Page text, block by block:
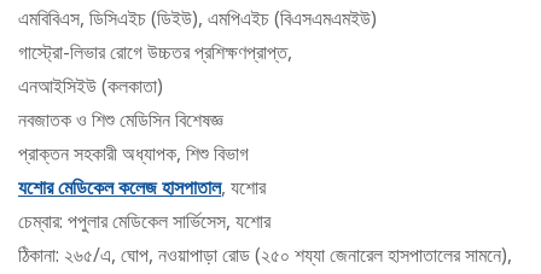
এমবিবিএস, ডিসিএইচ (ডিইউ), এমপিএইচ (বিএসএমএমইউ)
গাস্ট্রো-লিভার রোগে উচ্চতর প্রশিক্ষণপ্রাপ্ত,
এনআইসিইউ (কলকাতা)
নবজাতক ও শিশু মেডিসিন বিশেষজ্ঞ
প্রাক্তন সহকারী অধ্যাপক, শিশু বিভাগ
যশোর মেডিকেল কলেজ হাসপাতাল, যশোর
চেম্বার: পপুলার মেডিকেল সার্ভিসেস, যশোর
ঠিকানা: ২৬৫/এ, ঘোপ, নওয়াপাড়া রোড (২৫০ শয্যা জেনারেল হাসপাতালের সামনে),